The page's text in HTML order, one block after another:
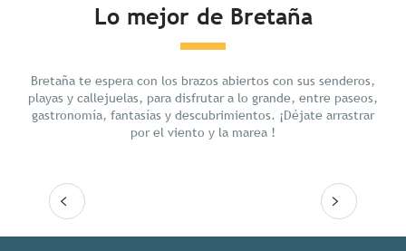
Lo mejor de Bretaña
Bretaña te espera con los brazos abiertos con sus senderos,
playas y callejuelas, para disfrutar a lo grande, entre paseos,
gastronomía, fantasías y descubrimientos. ¡Déjate arrastrar
por el viento y la marea !